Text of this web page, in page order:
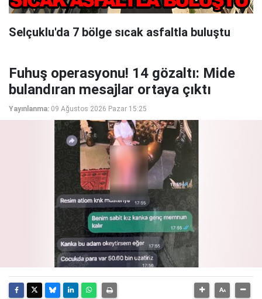
Selçuklu'da 7 bölge sıcak asfaltla buluştu
Fuhuş operasyonu! 14 gözaltı: Mide
bulandıran mesajlar ortaya çıktı
Yayınlanma: 09 Ağustos 2026 Pazar 15:25